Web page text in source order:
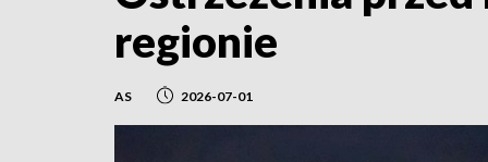
regionie
AS 2026-07-01